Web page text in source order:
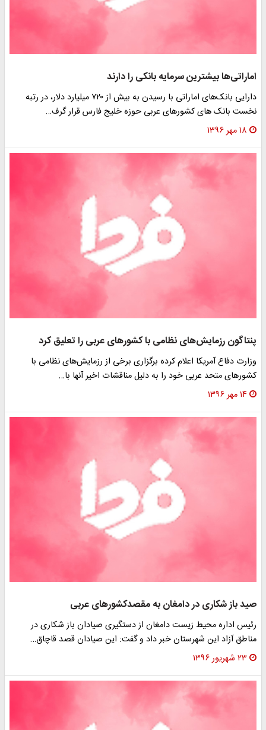
اماراتی‌ها بیشترین سرمایه بانکی را دارند
دارایی بانک‌های اماراتی با رسیدن به بیش از ۷۲۰ میلیارد دلار، در رتبه
نخست بانک های کشورهای عربی حوزه خلیج فارس قرار گرف…
۱۸ مهر ۱۳۹۶
پنتاگون رزمایش‌های نظامی با کشورهای عربی را تعلیق کرد
وزارت دفاع آمریکا اعلام کرده برگزاری برخی از رزمایش‌های نظامی با
کشورهای متحد عربی خود را به دلیل مناقشات اخیر آنها با…
۱۴ مهر ۱۳۹۶
صید باز شکاری در دامغان به مقصدکشورهای عربی
رئیس اداره محیط زیست دامغان از دستگیری صیادان باز شکاری در
مناطق آزاد این شهرستان خبر داد و گفت: این صیادان قصد قاچاق…
۲۳ شهریور ۱۳۹۶